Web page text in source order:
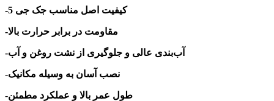
-کیفیت اصل مناسب جک جی 5
-مقاومت در برابر حرارت بالا
-آب‌بندی عالی و جلوگیری از نشت روغن و آب
-نصب آسان به وسیله مکانیک
-طول عمر بالا و عملکرد مطمئن